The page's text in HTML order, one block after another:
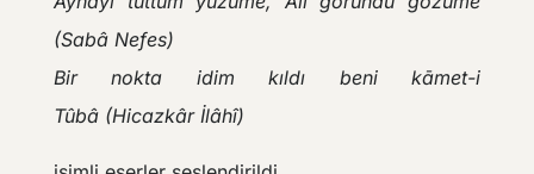
(Sabâ Nefes)
Bir nokta idim kıldı beni kāmet-i
Tûbâ (Hicazkâr İlâhî)